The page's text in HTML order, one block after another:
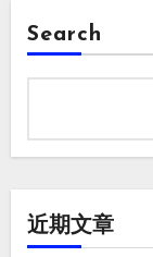
Search
近期文章